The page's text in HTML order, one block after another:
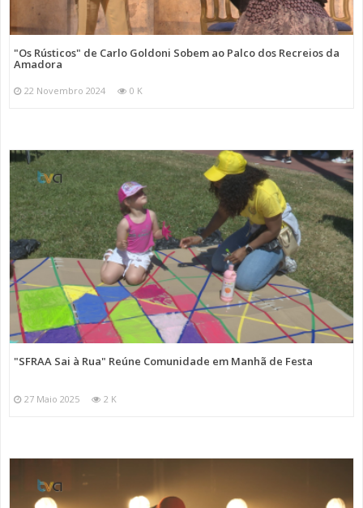
"Os Rústicos" de Carlo Goldoni Sobem ao Palco dos Recreios da
Amadora
22 Novembro 2024 0 K
"SFRAA Sai à Rua" Reúne Comunidade em Manhã de Festa
27 Maio 2025 2 K